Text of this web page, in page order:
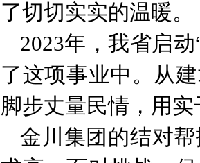
了切切实实的温暖。
2023年，我省启
了这项事业中。从
脚步丈量民情，用
金川集团的结对